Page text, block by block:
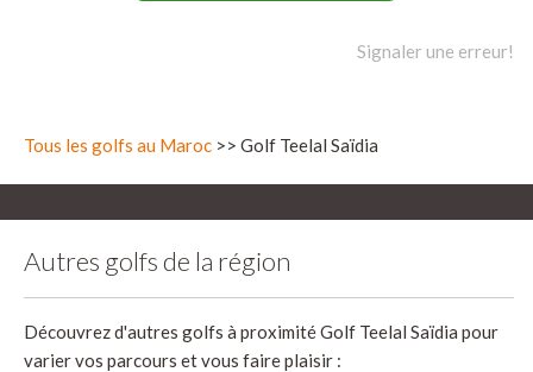
Signaler une erreur!
Tous les golfs au Maroc >> Golf Teelal Saïdia
Autres golfs de la région
Découvrez d'autres golfs à proximité Golf Teelal Saïdia pour
varier vos parcours et vous faire plaisir :